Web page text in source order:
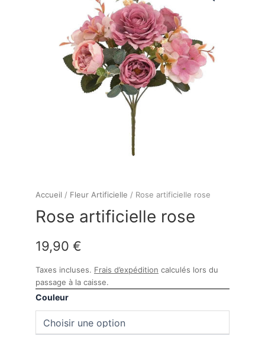
Accueil / Fleur Artificielle / Rose artificielle rose
Rose artificielle rose
19,90 €
Taxes incluses. Frais d’expédition calculés lors du
passage à la caisse.
Couleur